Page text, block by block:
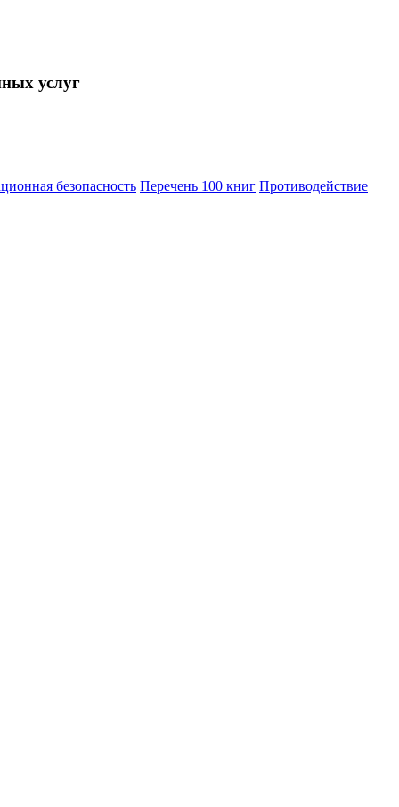
услуг
безопасность Перечень 100 книг Противодействие